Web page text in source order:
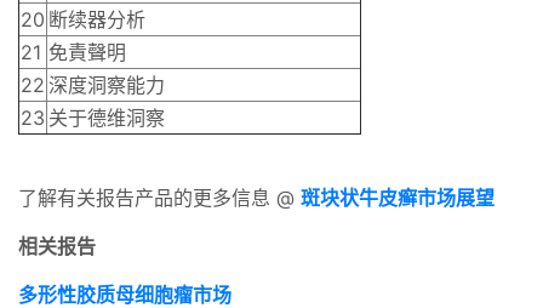
20 断续器分析
21 免責聲明
22 深度洞察能力
23 关于德维洞察
了解有关报告产品的更多信息 @ 斑块状牛皮癣市场展望
相关报告
多形性胶质母细胞瘤市场